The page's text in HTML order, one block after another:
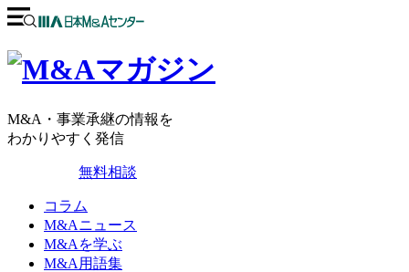
M&A・事業承継の情報を
わかりやすく発信
無料相談
コラム
M&Aニュース
M&Aを学ぶ
M&A用語集